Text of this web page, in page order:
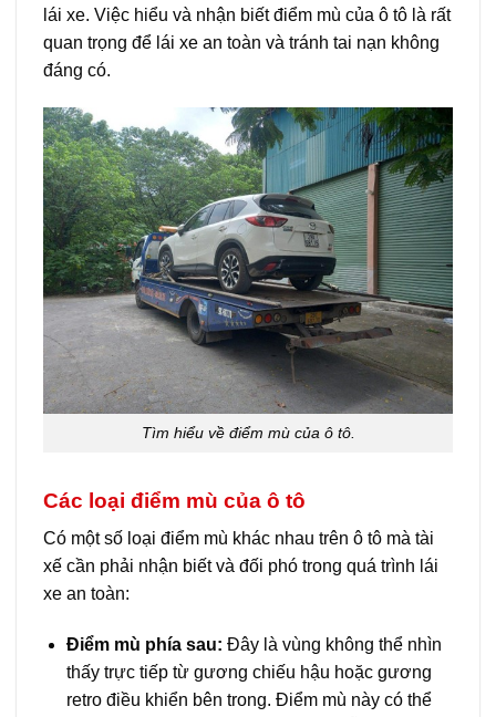
lái xe. Việc hiểu và nhận biết điểm mù của ô tô là rất
quan trọng để lái xe an toàn và tránh tai nạn không
đáng có.
Tìm hiểu về điểm mù của ô tô.
Các loại điểm mù của ô tô
Có một số loại điểm mù khác nhau trên ô tô mà tài
xế cần phải nhận biết và đối phó trong quá trình lái
xe an toàn:
Điểm mù phía sau: Đây là vùng không thể nhìn
thấy trực tiếp từ gương chiếu hậu hoặc gương
retro điều khiển bên trong. Điểm mù này có thể